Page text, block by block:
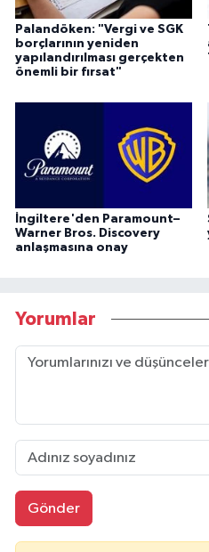
Palandöken: "Vergi ve SGK
borçlarının yeniden
yapılandırılması gerçekten
önemli bir fırsat"
İngiltere'den Paramount–
Warner Bros. Discovery
anlaşmasına onay
Yorumlar
Gönder